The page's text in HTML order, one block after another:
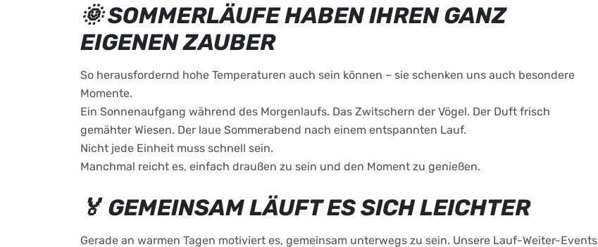
🌞 SOMMERLÄUFE HABEN IHREN GANZ
EIGENEN ZAUBER
So herausfordernd hohe Temperaturen auch sein können – sie schenken uns auch besondere
Momente.
Ein Sonnenaufgang während des Morgenlaufs. Das Zwitschern der Vögel. Der Duft frisch
gemähter Wiesen. Der laue Sommerabend nach einem entspannten Lauf.
Nicht jede Einheit muss schnell sein.
Manchmal reicht es, einfach draußen zu sein und den Moment zu genießen.
🏅 GEMEINSAM LÄUFT ES SICH LEICHTER
Gerade an warmen Tagen motiviert es, gemeinsam unterwegs zu sein. Unsere Lauf-Weiter-Events